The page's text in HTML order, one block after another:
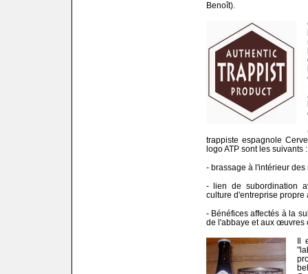
Benoît).
trappiste espagnole
logo ATP sont les suivants
- brassage à l'intérieur
- lien de subordination
culture d'entreprise propre
- Bénéfices affectés à la
de l'abbaye et aux œuvres
Il